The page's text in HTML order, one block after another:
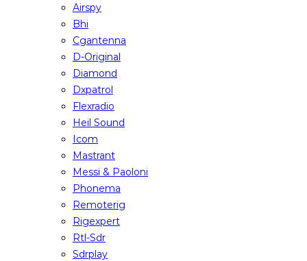
Airspy
Bhi
Cgantenna
D-Original
Diamond
Dxpatrol
Flexradio
Heil Sound
Icom
Mastrant
Messi & Paoloni
Phonema
Remoterig
Rigexpert
Rtl-Sdr
Sdrplay